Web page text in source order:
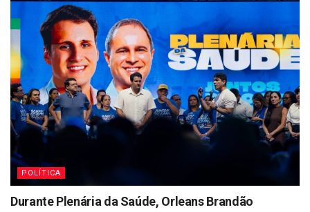
POLÍTICA
Durante Plenária da Saúde, Orleans Brandão